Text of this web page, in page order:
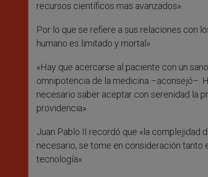
recursos científicos mas avanzados».
Por lo que se refiere a sus relaciones con
humano es limitado y mortal».
«Hay que acercarse al paciente con un
omnipotencia de la medicina –aconsejó–.
necesario saber aceptar con serenidad la
providencia».
Juan Pablo II recordó que «la complejidad
necesario, se tome en consideración
tecnología».